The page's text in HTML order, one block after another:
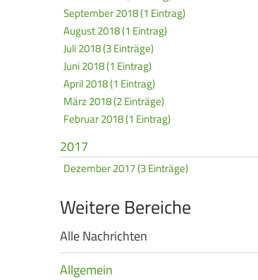
September 2018 (1 Eintrag)
August 2018 (1 Eintrag)
Juli 2018 (3 Einträge)
Juni 2018 (1 Eintrag)
April 2018 (1 Eintrag)
März 2018 (2 Einträge)
Februar 2018 (1 Eintrag)
2017
Dezember 2017 (3 Einträge)
Weitere Bereiche
Navigation
überspringen
Alle Nachrichten
Allgemein